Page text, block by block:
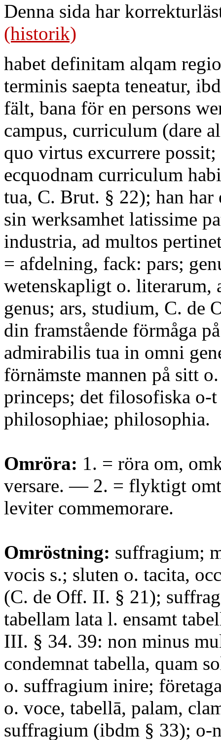
Denna sida har
(historik)
habet definitam alqam
terminis saepta teneatur,
fält, bana för en persons
campus, curriculum (dare
quo virtus excurrere possit;
ecquodnam curriculum
tua, C. Brut. § 22); han
sin werksamhet latissime
industria, ad multos
= afdelning, fack: pars;
wetenskapligt o. literarum,
genus; ars, studium, C. de
din framstående förmåga
admirabilis tua in omni
förnämste mannen på sitt
princeps; det filosofiska o-t
philosophiae; philosophia.
Omröra: 1. = röra om,
versare. — 2. = flyktigt
leviter commemorare.
Omröstning: suffragium;
vocis s.; sluten o. tacita,
(C. de Off. II. § 21);
tabellam lata l. ensamt
III. § 34. 39: non minus
condemnat tabella, quam
o. suffragium inire;
o. voce, tabellā, palam,
suffragium (ibdm § 33); o-